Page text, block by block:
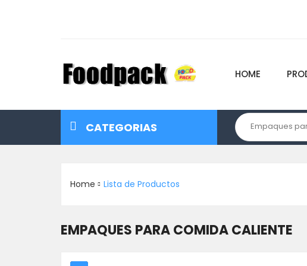
HOME
CATEGORIAS Empaques
Home Lista de Productos
EMPAQUES PARA COMIDA CALIENTE